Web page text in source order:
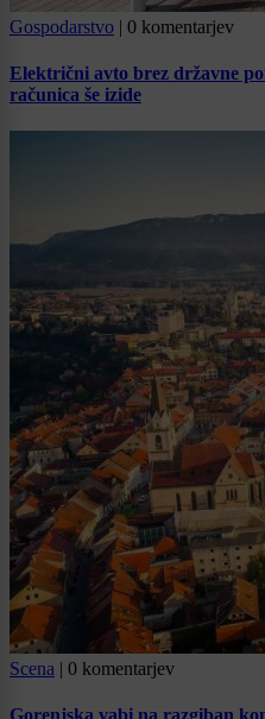
Gospodarstvo | 0 komentarjev
Električni avto brez državne
računica še izide
Scena | 0 komentarjev